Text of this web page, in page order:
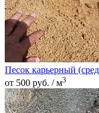
Песок карьерный
от 500 руб. / м3